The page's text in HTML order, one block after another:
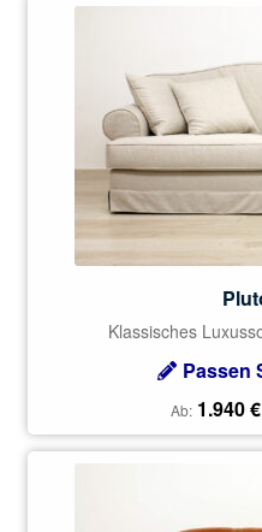
Klassisches
Passen
Ab: 1.940€